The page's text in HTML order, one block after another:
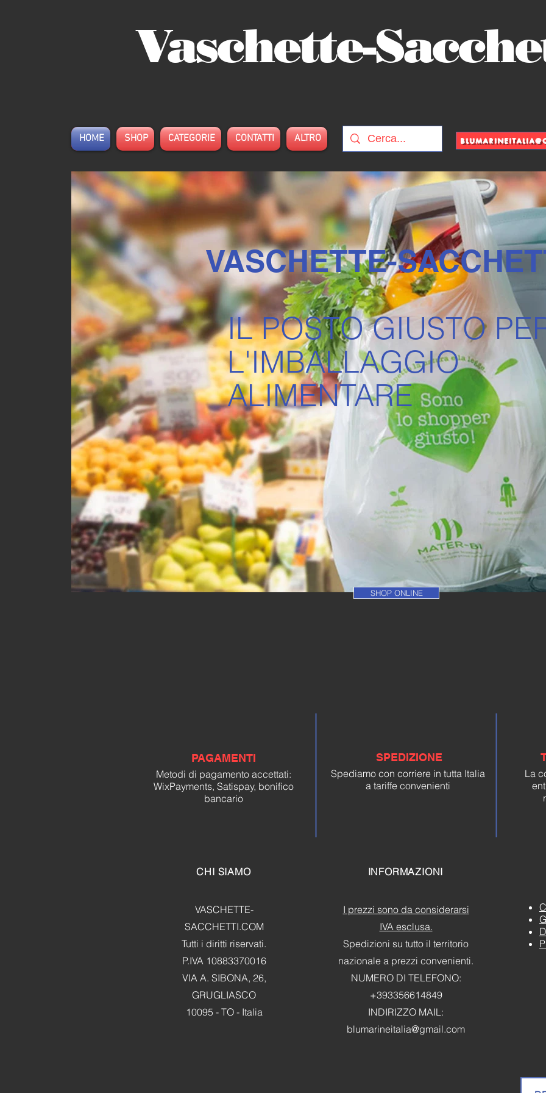
Vaschette-
HOME SHOP CATEGORIE CONTATTI ALTRO
IL POSTO GIUSTO
L'IMBALLAGGIO
ALIMENTARE
SHOP ONLINE
VASCHETTE-
SPEDIZIONE
Spediamo con corriere in tutta Italia
a tariffe convenienti
PAGAMENTI
Metodi di pagamento accettati:
WixPayments, Satispay, bonifico
bancario
La
CHI SIAMO
VASCHETTE-
SACCHETTI.COM
Tutti i diritti riservati.
P.IVA 10883370016
VIA A. SIBONA, 26,
GRUGLIASCO
10095 - TO - Italia
INFORMAZIONI
I prezzi sono da considerarsi
IVA esclusa.
Spedizioni su tutto il territorio
nazionale a prezzi convenienti.
NUMERO DI TELEFONO:
+393356614849
INDIRIZZO MAIL:
blumarineitalia@gmail.com